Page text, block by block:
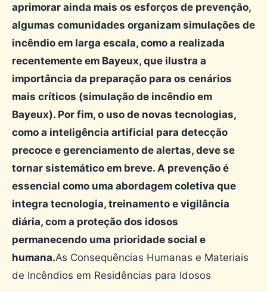
aprimorar ainda mais os esforços de prevenção,
algumas comunidades organizam simulações de
incêndio em larga escala, como a realizada
recentemente em Bayeux, que ilustra a
importância da preparação para os cenários
mais críticos (simulação de incêndio em
Bayeux). Por fim, o uso de novas tecnologias,
como a inteligência artificial para detecção
precoce e gerenciamento de alertas, deve se
tornar sistemático em breve. A prevenção é
essencial como uma abordagem coletiva que
integra tecnologia, treinamento e vigilância
diária, com a proteção dos idosos
permanecendo uma prioridade social e
humana.As Consequências Humanas e Materiais
de Incêndios em Residências para Idosos